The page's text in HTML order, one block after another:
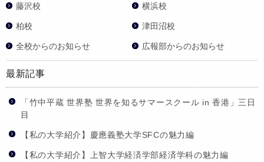
藤沢校 横浜校
柏校 津田沼校
全校からのお知らせ 広報部からのお知らせ
最新記事
「竹中平蔵 世界塾 世界を知るサマースクール in 香港」三日
目
【私の大学紹介】慶應義塾大学SFCの魅力編
【私の大学紹介】上智大学経済学部経済学科の魅力編